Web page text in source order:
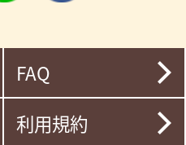
FAQ
利用規約